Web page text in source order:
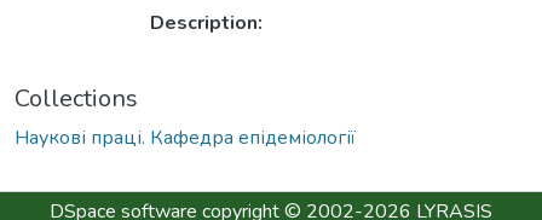
Description:
Collections
Наукові праці. Кафедра епідеміології
DSpace software copyright © 2002-2026 LYRASIS